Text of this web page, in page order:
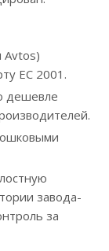
Avtos)
ЕС 2001.
дешевле
завода-
за